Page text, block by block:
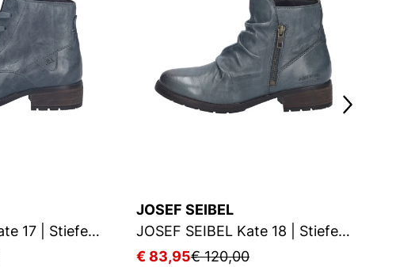
JOSEF SEIBEL Kate 17 | Stiefelette für Damen | Blau
JOSEF SEIBEL
JOSEF SEIBEL Kate 18 | Stiefelette für Damen | Blau
€ 83,95€ 120,00